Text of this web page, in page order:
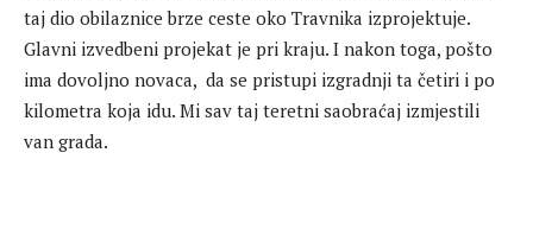
taj dio obilaznice brze ceste oko Travnika izprojektuje.
Glavni izvedbeni projekat je pri kraju. I nakon toga, pošto
ima dovoljno novaca, da se pristupi izgradnji ta četiri i po
kilometra koja idu. Mi sav taj teretni saobraćaj izmjestili
van grada.